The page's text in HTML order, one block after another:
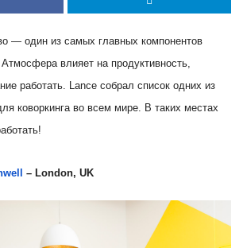
— один из самых главных компонентов
влияет на продуктивность,
работать. Lance собрал список одних из
коворкинга во всем мире. В таких местах
– London, UK